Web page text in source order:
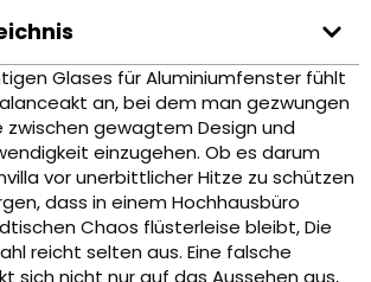
Glases für Aluminiumfenster fühlt
an, bei dem man gezwungen
zwischen gewagtem Design und
einzugehen. Ob es darum
vor unerbittlicher Hitze zu schützen
dass in einem Hochhausbüro
Chaos flüsterleise bleibt, Die
reicht selten aus. Eine falsche
sich nicht nur auf das Aussehen aus,